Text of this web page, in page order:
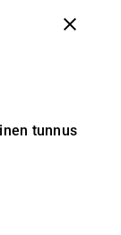
tunnus